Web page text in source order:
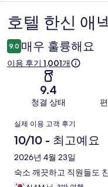
이
용
후
호텔 한신 애
9.0 매우 훌륭해요
이용 후기 1,001개
9.4
청결 상태
이
용
후
기
실제 이용 고객 후기
10/10 - 최고예요
2026년 4월 23일
숙소 깨끗하고 직원들도